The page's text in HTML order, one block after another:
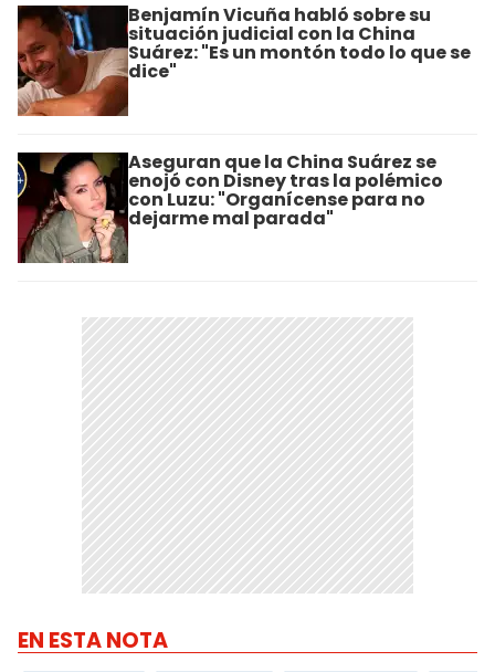
Benjamín Vicuña habló sobre su
situación judicial con la China
Suárez: "Es un montón todo lo que se
dice"
Aseguran que la China Suárez se
enojó con Disney tras la polémico
con Luzu: "Organícense para no
dejarme mal parada"
EN ESTA NOTA